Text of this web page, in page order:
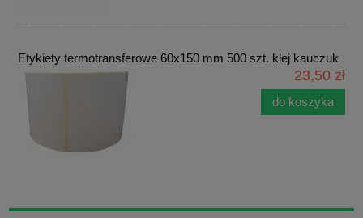
Etykiety termotransferowe 60x150 mm 500 szt. klej kauczuk
23,50 zł
do koszyka